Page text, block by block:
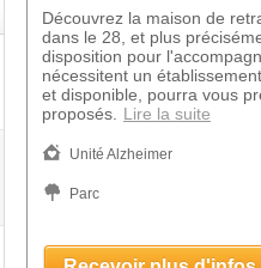
Découvrez la maison de
dans le 28, et plus
disposition pour
nécessitent un
et disponible, pourra vous
proposés.
Lire la suite
Unité Alzheimer
Parc